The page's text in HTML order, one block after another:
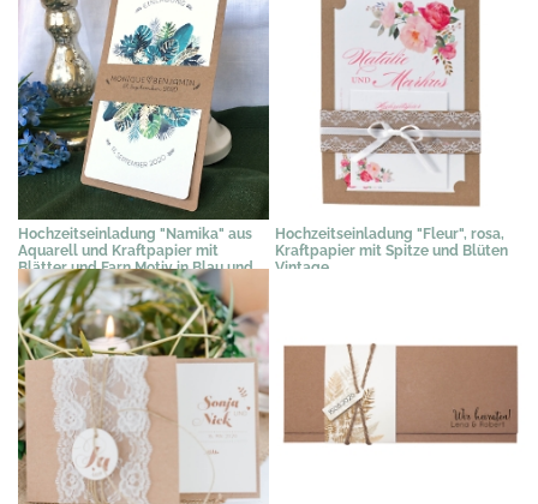
Hochzeitseinladung "Namika" aus
Aquarell und Kraftpapier mit
Blätter und Farn Motiv in Blau und
Grün
2,09 €*
Hochzeitseinladung "Fleur", rosa,
Kraftpapier mit Spitze und Blüten
Vintage